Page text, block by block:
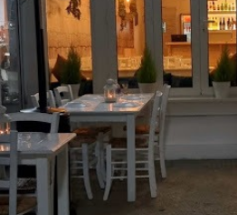
Fisa & Masa Φύσα
Διεύθυνση
Λήδρας 55, Λευκωσία 1011
22730571
Πληροφορίες Αξιολογήσεις